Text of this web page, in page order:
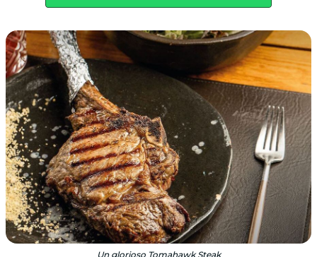
Un glorioso Tomahawk Steak